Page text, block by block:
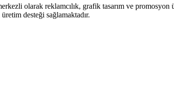
olarak reklamcılık, grafik tasarım ve
desteği sağlamaktadır.